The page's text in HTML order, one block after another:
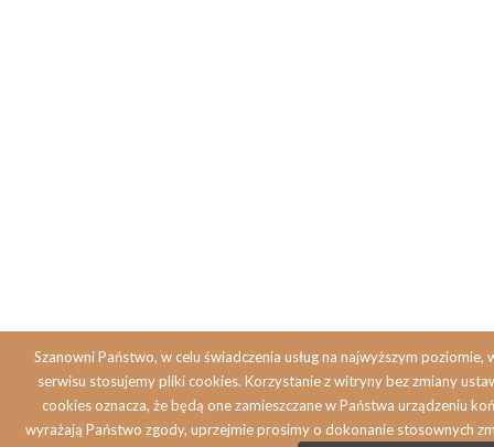
Szanowni Państwo, w celu świadczenia usług na najwyższym poziomie,
serwisu stosujemy pliki cookies. Korzystanie z witryny bez zmiany
cookies oznacza, że będą one zamieszczane w Państwa urządzeniu
wyrażają Państwo zgody, uprzejmie prosimy o dokonanie stosownych